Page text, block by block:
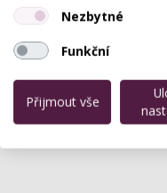
Nezbytné
Funkční
Přijmout vše